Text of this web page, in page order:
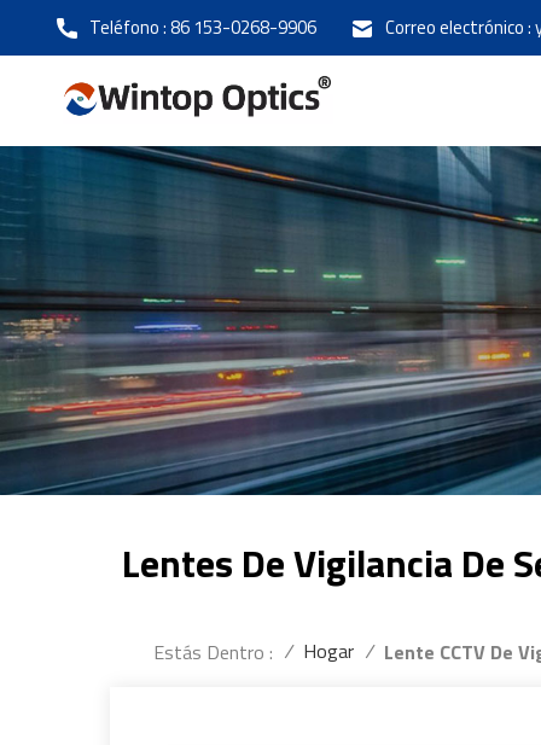
Teléfono :86 153-0268-9906 Correo electrónico :
Lentes De Vigilancia De
Estás Dentro : / Hogar / Lente CCTV De